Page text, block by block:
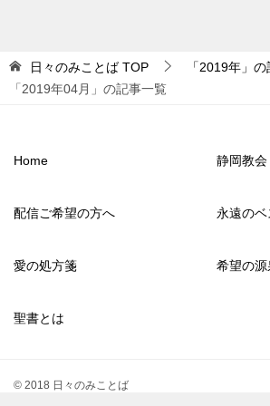
日々のみことばTOP
「2019年」
「2019年04月」の記事一覧
Home 静岡教会
配信ご希望の方へ 永遠の
愛の処方箋 希望の源
聖書とは
© 2018 日々のみことば